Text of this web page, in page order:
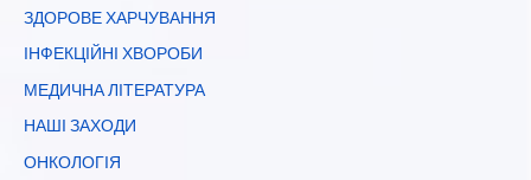
ЗДОРОВЕ ХАРЧУВАННЯ
ІНФЕКЦІЙНІ ХВОРОБИ
МЕДИЧНА ЛІТЕРАТУРА
НАШІ ЗАХОДИ
ОНКОЛОГІЯ